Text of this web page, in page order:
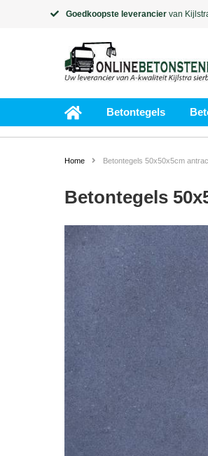
Goedkoopste leverancier van
Betontegels
Home Betontegels 50x50x5cm
Betontegels